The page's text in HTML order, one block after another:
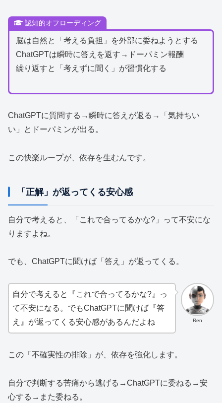
認知的オフローディング
脳は自然と「考える負担」を外部に委ねようとする
ChatGPTは瞬時に答えを返す→ドーパミン報酬
繰り返すと「考えずに聞く」が習慣化する
ChatGPTに質問する→瞬時に答えが返る→「気持ちい
い」とドーパミンが出る。
この快楽ループが、依存を生むんです。
「正解」が返ってくる安心感
自分で考えると、「これで合ってるかな?」って不安にな
りますよね。
でも、ChatGPTに聞けば「答え」が返ってくる。
Ren
自分で考えると『これで合ってるかな?』っ
て不安になる。でもChatGPTに聞けば『答
え』が返ってくる安心感があるんだよね
この「不確実性の排除」が、依存を強化します。
自分で判断する苦痛から逃げる→ChatGPTに委ねる→安
心する→また委ねる。